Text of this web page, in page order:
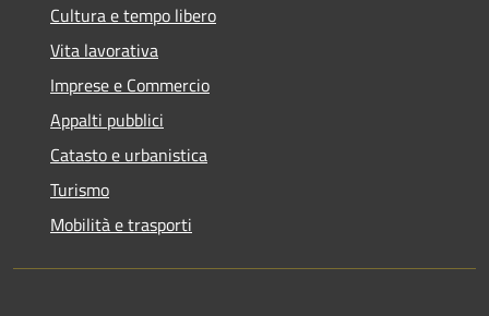
Cultura e tempo libero
Vita lavorativa
Imprese e Commercio
Appalti pubblici
Catasto e urbanistica
Turismo
Mobilità e trasporti